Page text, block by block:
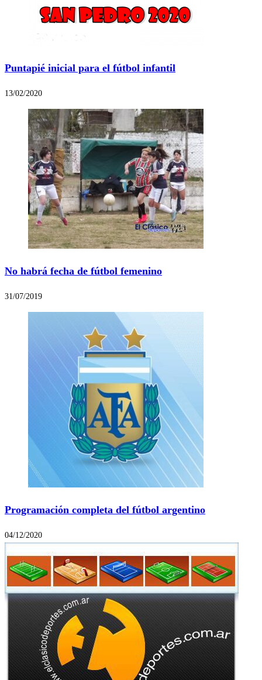
Puntapié inicial para el fútbol infantil
13/02/2020
No habrá fecha de fútbol femenino
31/07/2019
Programación completa del fútbol argentino
04/12/2020